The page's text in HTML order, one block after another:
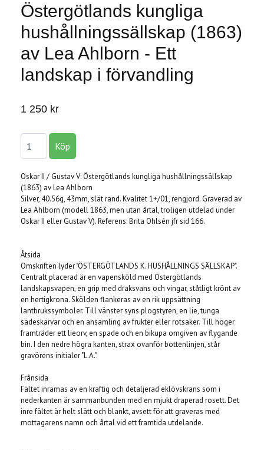
Östergötlands kungliga
hushållningssällskap (1863)
av Lea Ahlborn - Ett
landskap i förvandling
1 250 kr
Oskar II / Gustav V: Östergötlands kungliga hushållningssällskap
(1863) av Lea Ahlborn
Silver, 40.56g, 43mm, slät rand. Kvalitet 1+/01, rengjord. Graverad av
Lea Ahlborn (modell 1863, men utan årtal, troligen utdelad under
Oskar II eller Gustav V). Referens: Brita Ohlsén jfr sid 166.
Åtsida
Omskriften lyder "ÖSTERGÖTLANDS K. HUSHÅLLNINGS SÄLLSKAP".
Centralt placerad är en vapensköld med Östergötlands
landskapsvapen, en grip med draksvans och vingar, ståtligt krönt av
en hertigkrona. Skölden flankeras av en rik uppsättning
lantbrukssymboler. Till vänster syns plogstyren, en lie, tunga
sädeskärvar och en ansamling av frukter eller rotsaker. Till höger
framträder ett lieorv, en spade och en bikupa omgiven av flygande
bin. I den nedre högra kanten, strax ovanför bottenlinjen, står
gravörens initialer "L.A.".
Frånsida
Fältet inramas av en kraftig och detaljerad eklövskrans som i
nederkanten är sammanbunden med en mjukt draperad rosett. Det
inre fältet är helt slätt och blankt, avsett för att graveras med
mottagarens namn och årtal vid ett framtida utdelande.